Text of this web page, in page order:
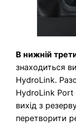
В нижній
знаходиться
HydroLink.
HydroLink
вихід з
перетворити